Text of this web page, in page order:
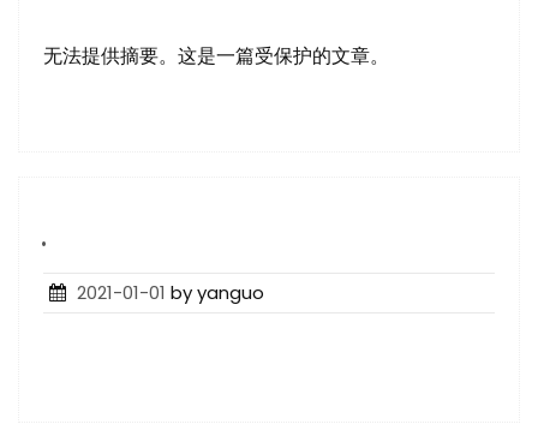
无法提供摘要。这是一篇受保护的文章。
.
Posted
2021-01-01 by yanguo